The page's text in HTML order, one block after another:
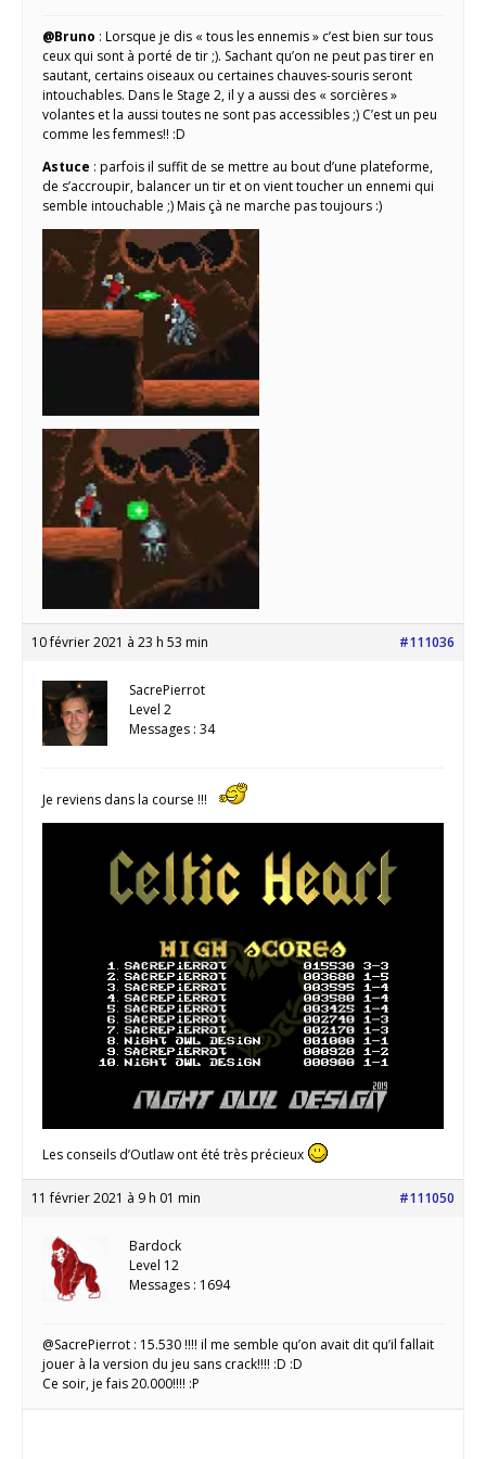
@Bruno : Lorsque je dis « tous les ennemis » c’est bien sur tous
ceux qui sont à porté de tir ;). Sachant qu’on ne peut pas tirer en
sautant, certains oiseaux ou certaines chauves-souris seront
intouchables. Dans le Stage 2, il y a aussi des « sorcières »
volantes et la aussi toutes ne sont pas accessibles ;) C’est un peu
comme les femmes!! :D
Astuce : parfois il suffit de se mettre au bout d’une plateforme,
de s’accroupir, balancer un tir et on vient toucher un ennemi qui
semble intouchable ;) Mais çà ne marche pas toujours :)
10 février 2021 à 23 h 53 min #111036
SacrePierrot
Level 2
Messages : 34
Je reviens dans la course !!!
Les conseils d’Outlaw ont été très précieux
11 février 2021 à 9 h 01 min #111050
Bardock
Level 12
Messages : 1694
@SacrePierrot : 15.530 !!!! il me semble qu’on avait dit qu’il fallait
jouer à la version du jeu sans crack!!!! :D :D
Ce soir, je fais 20.000!!!! :P